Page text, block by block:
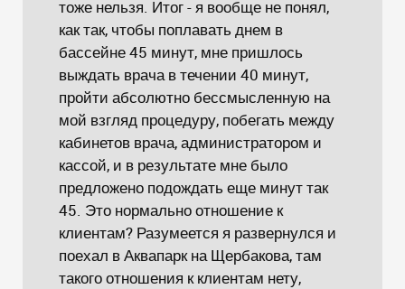
тоже нельзя. Итог - я вообще не понял,
как так, чтобы поплавать днем в
бассейне 45 минут, мне пришлось
выждать врача в течении 40 минут,
пройти абсолютно бессмысленную на
мой взгляд процедуру, побегать между
кабинетов врача, администратором и
кассой, и в результате мне было
предложено подождать еще минут так
45. Это нормально отношение к
клиентам? Разумеется я развернулся и
поехал в Аквапарк на Щербакова, там
такого отношения к клиентам нету,